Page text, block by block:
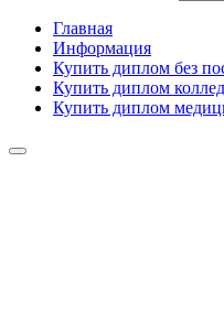
Главная
Информация
Купить диплом без
Купить диплом
Купить диплом